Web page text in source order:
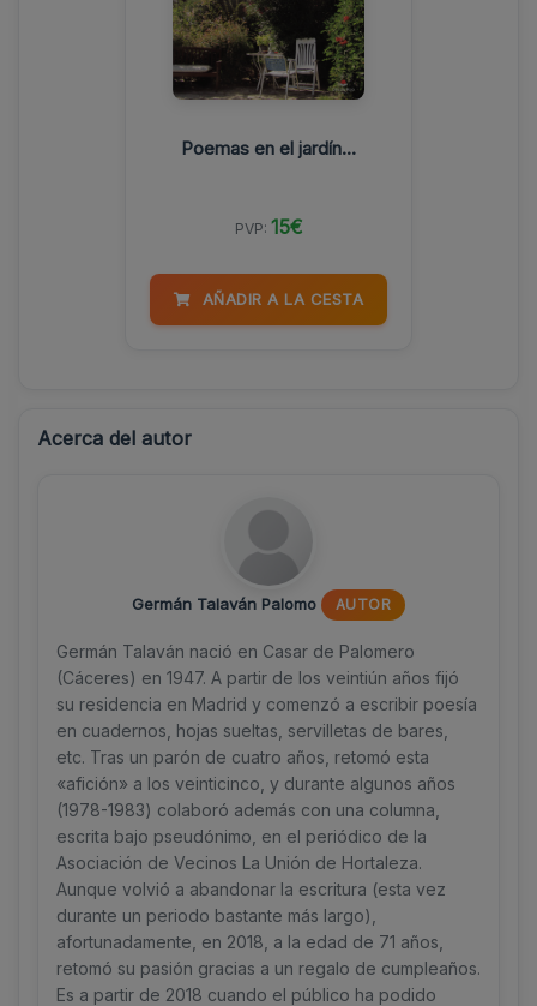
Poemas en el jardín...
PVP: 15€
AÑADIR A LA CESTA
Acerca del autor
Germán Talaván Palomo AUTOR
Germán Talaván nació en Casar de Palomero
(Cáceres) en 1947. A partir de los veintiún años fijó
su residencia en Madrid y comenzó a escribir poesía
en cuadernos, hojas sueltas, servilletas de bares,
etc. Tras un parón de cuatro años, retomó esta
«afición» a los veinticinco, y durante algunos años
(1978-1983) colaboró además con una columna,
escrita bajo pseudónimo, en el periódico de la
Asociación de Vecinos La Unión de Hortaleza.
Aunque volvió a abandonar la escritura (esta vez
durante un periodo bastante más largo),
afortunadamente, en 2018, a la edad de 71 años,
retomó su pasión gracias a un regalo de cumpleaños.
Es a partir de 2018 cuando el público ha podido